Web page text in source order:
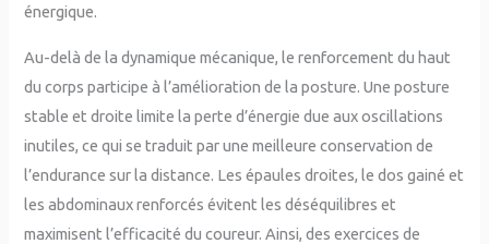
énergique.
Au-delà de la dynamique mécanique, le renforcement du haut
du corps participe à l’amélioration de la posture. Une posture
stable et droite limite la perte d’énergie due aux oscillations
inutiles, ce qui se traduit par une meilleure conservation de
l’endurance sur la distance. Les épaules droites, le dos gainé et
les abdominaux renforcés évitent les déséquilibres et
maximisent l’efficacité du coureur. Ainsi, des exercices de